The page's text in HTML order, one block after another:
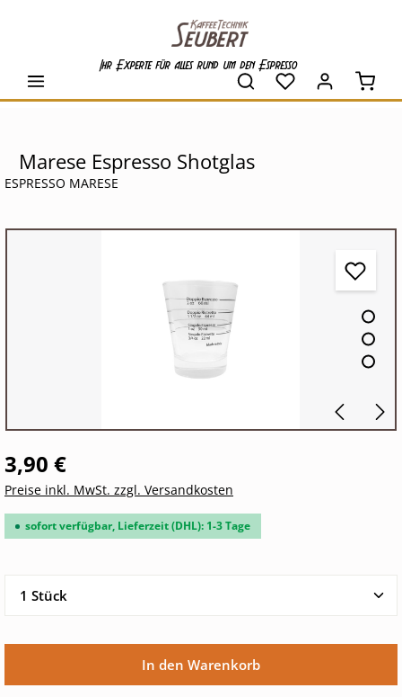
Ihr Experte für alles rund um den Espresso
Marese Espresso Shotglas
ESPRESSO MARESE
3,90 €
Preise inkl. MwSt. zzgl. Versandkosten
sofort verfügbar, Lieferzeit (DHL): 1-3 Tage
Produkt Anzahl: Gib den gewünschten Wert ein
In den Warenkorb